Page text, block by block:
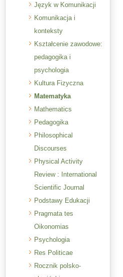
Język w Komunikacji
Komunikacja i
konteksty
Kształcenie zawodowe:
pedagogika i
psychologia
Kultura Fizyczna
Matematyka
Mathematics
Pedagogika
Philosophical
Discourses
Physical Activity
Review : International
Scientific Journal
Podstawy Edukacji
Pragmata tes
Oikonomias
Psychologia
Res Politicae
Rocznik polsko-